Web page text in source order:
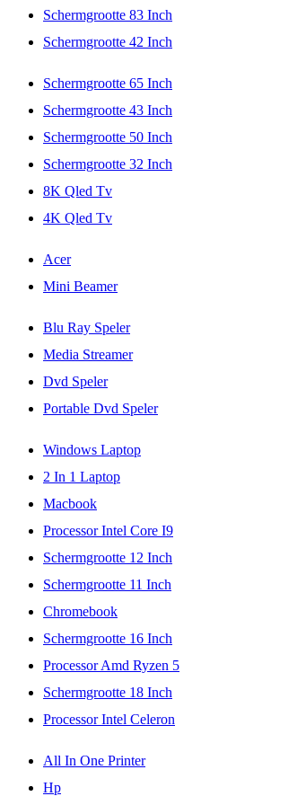
Schermgrootte 83 Inch
Schermgrootte 42 Inch
Schermgrootte 65 Inch
Schermgrootte 43 Inch
Schermgrootte 50 Inch
Schermgrootte 32 Inch
8K Qled Tv
4K Qled Tv
Acer
Mini Beamer
Blu Ray Speler
Media Streamer
Dvd Speler
Portable Dvd Speler
Windows Laptop
2 In 1 Laptop
Macbook
Processor Intel Core I9
Schermgrootte 12 Inch
Schermgrootte 11 Inch
Chromebook
Schermgrootte 16 Inch
Processor Amd Ryzen 5
Schermgrootte 18 Inch
Processor Intel Celeron
All In One Printer
Hp